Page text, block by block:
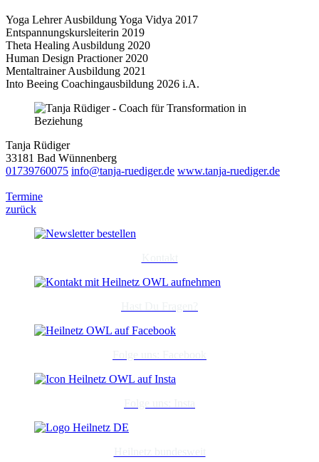
Yoga Lehrer Ausbildung Yoga Vidya 2017
Entspannungskursleiterin 2019
Theta Healing Ausbildung 2020
Human Design Practioner 2020
Mentaltrainer Ausbildung 2021
Into Beeing Coachingausbildung 2026 i.A.
Tanja Rüdiger
33181 Bad Wünnenberg
01739760075 info@tanja-ruediger.de www.tanja-ruediger.de
Termine
zurück